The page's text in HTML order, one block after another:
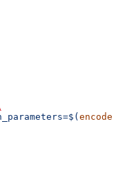
encode